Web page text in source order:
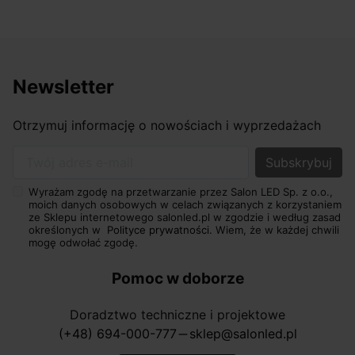
Newsletter
Otrzymuj informację o nowościach i wyprzedażach
Wyrażam zgodę na przetwarzanie przez Salon LED Sp. z o.o.,
moich danych osobowych w celach związanych z korzystaniem
ze Sklepu internetowego salonled.pl w zgodzie i według zasad
określonych w Polityce prywatności. Wiem, że w każdej chwili
mogę odwołać zgodę.
Pomoc w doborze
Doradztwo techniczne i projektowe
(+48) 694-000-777 horizontal_rule sklep@salonled.pl